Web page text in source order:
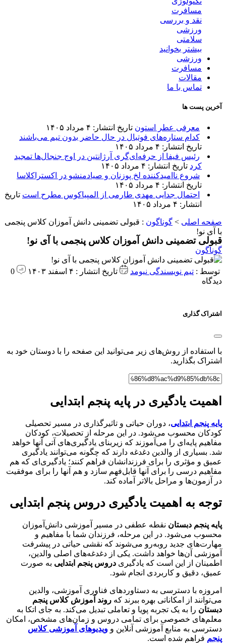
مسافرت
نقد و بررسی
ورزشی
سلامتی
بیشتر بخوانید
ورزشی
مسافرت
مقالات
تماس با ما
آخرین پست ها
معرفی عطر استون تاریخ انتشار: ۴ مرداد ۱۴۰۵
کدام ستاره‌های فوتبال در حال حاضر بدون تیم می‌باشند
تاریخ انتشار: ۴ مرداد ۱۴۰۵
رئیس فیفا از حرفه‌ای‌گری آرژانتین در اوج جنجال‌ها تمجید
کرد تاریخ انتشار: ۴ مرداد ۱۴۰۵
شروع ناامیدکننده لخ پوزنان و صیادمنشو در اکستراکلاسا
تاریخ انتشار: ۴ مرداد ۱۴۰۵
احتمال جدایی مهدی طارمی از المپیاکوس مطرح است تاریخ
انتشار: ۴ مرداد ۱۴۰۵
صفحه اصلی > گوناگون : قبولی تضمینی دانش آموزان کلاس پنجمی
با آی نو!
قبولی تضمینی دانش آموزان کلاس پنجمی با آی نو!
گوناگون
توسط : تیم نویسندگی نیومد تاریخ انتشار : ۴ اسفند ۱۴۰۳
0
دیدگاه
اشتراک گذاری
با استفاده از روش‌های زیر می‌توانید این صفحه را با دوستان خود به
اشتراک بگذارید.
اهمیت یادگیری در پایه پنجم ابتدایی
پایه پنجم ابتدایی، دوران حیاتی و تاثیرگذاری در مسیر تحصیلی
کودکان محسوب می‌شود. در این مرحله از تحصیلات، کودکان
مفاهیم پایه‌ای را می‌آموزند که زیربنای یادگیری‌های آتی آنها خواهد
شد. بسیاری از والدین دغدغه دارند که چگونه می‌توانند یادگیری
عمیق و مؤثری را برای فرزندانشان فراهم کنند؛ یادگیری‌ای که هم
مفاهیم درسی را برای آنها قابل‌فهم سازد و هم آنها را برای موفقیت
در آزمون‌ها و مراحل بالاتر آماده کند.
توجه به اهمیت یادگیری دروس پنجم ابتدایی
پایه پنجم دبستان نقطه عطفی در مسیر آموزشی دانش‌آموزان
محسوب می‌شود. در این مرحله، فرزندان شما با مفاهیم و
مهارت‌های جدید روبه‌رو می‌شوند که نقشی حیاتی در پیشرفت
آموزشی آن‌ها خواهد داشت. یکی از دغدغه‌های اصلی والدین،
اطمینان از این است که یادگیری دروس پنجم ابتدایی به صورت
عمیق، دقیق و کاربردی انجام شود.
امروزه با دسترسی به دستاوردهای فناوری آموزشی، والدین
می‌توانند از امکاناتی بهره ببرند که روند آموزش کلاس پنجم
دبستان را به یک تجربه پویا و تعاملی تبدیل می‌کند. به جای اتکا به
معلم‌های خصوصی برای تمامی دروس و زمان‌های مشخص، امکان
دسترسی به منابع آموزشی آنلاین و ویدیوهای آموزشی کلاس
پنجم فراهم شده است.